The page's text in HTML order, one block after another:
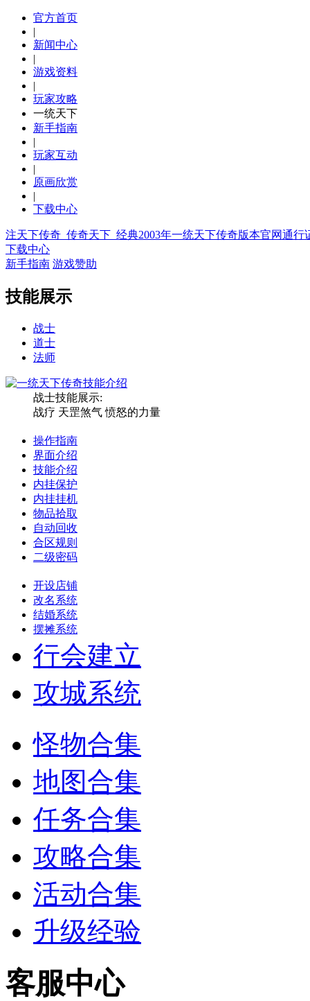
官方首页
|
新闻中心
|
游戏资料
|
玩家攻略
一统天下
新手指南
|
玩家互动
|
原画欣赏
|
下载中心
注天下传奇_传奇天下_经典2003年一统天下传奇版本官网通行
下载中心
新手指南 游戏赞助
技能展示
战士
道士
法师
战士技能展示:
战疗 天罡煞气 愤怒的力量
操作指南
界面介绍
技能介绍
内挂保护
内挂挂机
物品拾取
自动回收
合区规则
二级密码
开设店铺
改名系统
结婚系统
摆摊系统
行会建立
攻城系统
怪物合集
地图合集
任务合集
攻略合集
活动合集
升级经验
客服中心